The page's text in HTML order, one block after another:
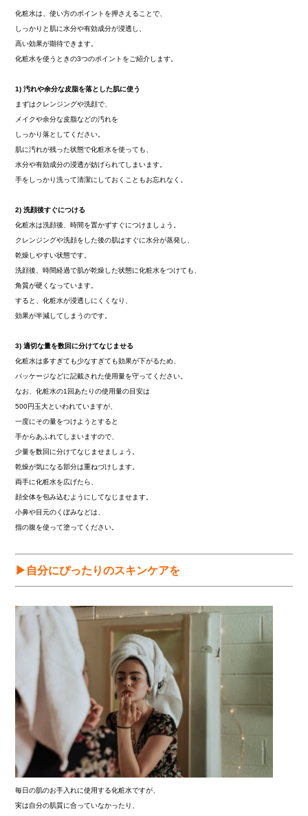
化粧水は、使い方のポイントを押さえることで、
しっかりと肌に水分や有効成分が浸透し、
高い効果が期待できます。
化粧水を使うときの3つのポイントをご紹介します。
1)汚れや余分な皮脂を落とした肌に使う
まずはクレンジングや洗顔で、
メイクや余分な皮脂などの汚れを
しっかり落としてください。
肌に汚れが残った状態で化粧水を使っても、
水分や有効成分の浸透が妨げられてしまいます。
手をしっかり洗って清潔にしておくこともお忘れなく。
2)洗顔後すぐにつける
化粧水は洗顔後、時間を置かずすぐにつけましょう。
クレンジングや洗顔をした後の肌はすぐに水分が蒸発し、
乾燥しやすい状態です。
洗顔後、時間経過で肌が乾燥した状態に化粧水をつけても、
角質が硬くなっています。
すると、化粧水が浸透しにくくなり、
効果が半減してしまうのです。
3)適切な量を数回に分けてなじませる
化粧水は多すぎても少なすぎても効果が下がるため、
パッケージなどに記載された使用量を守ってください。
なお、化粧水の1回あたりの使用量の目安は
500円玉大といわれていますが、
一度にその量をつけようとすると
手からあふれてしまいますので、
少量を数回に分けてなじませましょう。
乾燥が気になる部分は重ねづけします。
両手に化粧水を広げたら、
顔全体を包み込むようにしてなじませます。
小鼻や目元のくぼみなどは、
指の腹を使って塗ってください。
▶ 自分にぴったりのスキンケアを
毎日の肌のお手入れに使用する化粧水ですが、
実は自分の肌質に合っていなかったり、